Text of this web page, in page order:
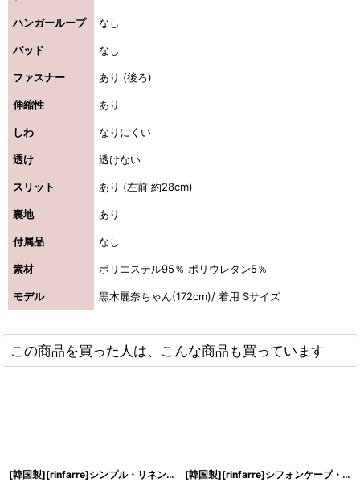
ハンガーループ なし
パッド なし
ファスナー あり (後ろ)
伸縮性 あり
しわ なりにくい
透け 透けない
スリット あり (左前 約28cm)
裏地 あり
付属品 なし
素材 ポリエステル95％ ポリウレタン5％
モデル 黒木麗奈ちゃん(172cm)/ 着用 Sサイズ
この商品を買った人は、こんな商品も買っています
[韓国製][rinfarre]シンプル・リネンライク・無地・長袖・大人シルエット・ジャケット[黒木麗奈着用][送料無料] [韓国製][rinfarre]シフォンケープ・長袖・大人・タイト・スクエアネック・ミディアムドレス・ワンピース[MIRIN・黒木麗奈着用][送料無料]